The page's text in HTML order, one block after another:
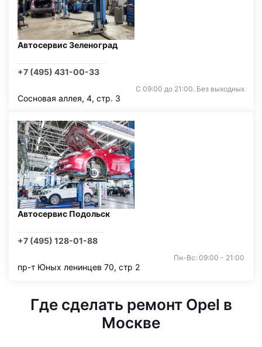
Автосервис Зеленоград
+7 (495) 431-00-33
С 09:00 до 21:00. Без выходных
Сосновая аллея, 4, стр. 3
Автосервис Подольск
+7 (495) 128-01-88
Пн-Вс: 09:00 - 21:00
пр-т Юных ленинцев 70, стр 2
Где сделать ремонт Opel в
Москве